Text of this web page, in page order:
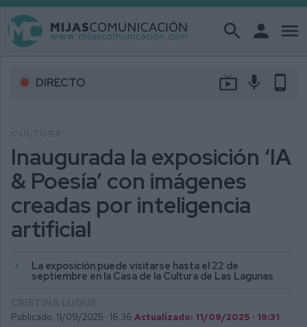
search person menu
DIRECTO live_tv mic phone_android
Inaugurada la exposición ‘IA
& Poesía’ con imágenes
creadas por inteligencia
artificial
La exposición puede visitarse hasta el 22 de
septiembre en la Casa de la Cultura de Las Lagunas
Publicado: 11/09/2025 · 16:36 Actualizado: 11/09/2025 · 19:31